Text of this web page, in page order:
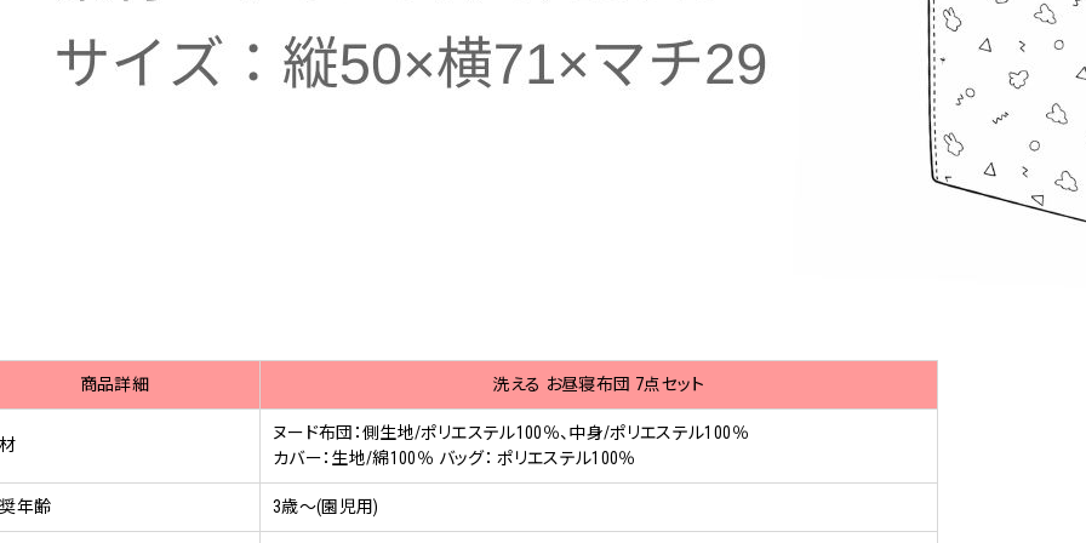
商品詳細 洗える お昼寝布団 7点セット
ヌード布団：側生地/ポリエステル100％、中身/ポリエステル100％
カバー：生地/綿100％ バッグ： ポリエステル100％
年齢 3歳～(園児用)